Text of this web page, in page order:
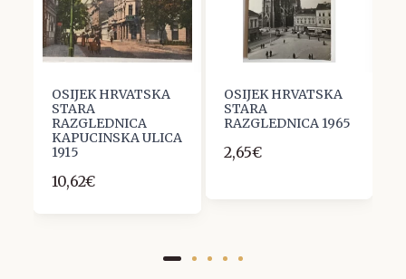
OSIJEK HRVATSKA
STARA
RAZGLEDNICA
KAPUCINSKA ULICA
1915
10,62€
OSIJEK HRVATSKA
STARA
RAZGLEDNICA 1965
2,65€